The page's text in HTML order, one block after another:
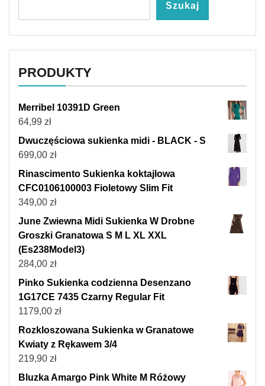
Szukaj
PRODUKTY
Merribel 10391D Green
64,99 zł
Dwuczęściowa sukienka midi - BLACK - S
699,00 zł
Rinascimento Sukienka koktajlowa
CFC0106100003 Fioletowy Slim Fit
349,00 zł
June Zwiewna Midi Sukienka W Drobne
Groszki Granatowa S M L XL XXL
(Es238Model3)
284,00 zł
Pinko Sukienka codzienna Desenzano
1G17CE 7435 Czarny Regular Fit
1179,00 zł
Rozkloszowana Sukienka w Granatowe
Kwiaty z Rękawem 3/4
219,90 zł
Bluzka Amargo Pink White M Różowy